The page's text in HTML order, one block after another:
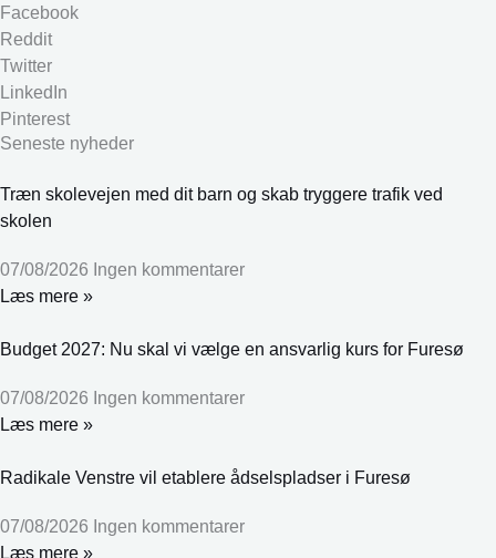
Facebook
Reddit
Twitter
LinkedIn
Pinterest
Seneste nyheder
Træn skolevejen med dit barn og skab tryggere trafik ved
skolen
07/08/2026 Ingen kommentarer
Læs mere »
Budget 2027: Nu skal vi vælge en ansvarlig kurs for Furesø
07/08/2026 Ingen kommentarer
Læs mere »
Radikale Venstre vil etablere ådselspladser i Furesø
07/08/2026 Ingen kommentarer
Læs mere »